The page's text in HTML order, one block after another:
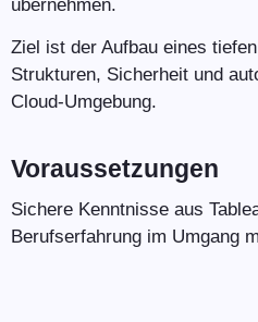
übernehmen.
Ziel ist der Aufbau eines
Strukturen, Sicherheit und
Cloud-Umgebung.
Voraussetzungen
Sichere Kenntnisse aus
Berufserfahrung im Umgang